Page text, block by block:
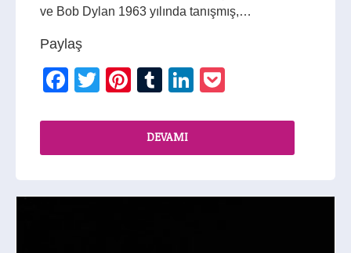
ve Bob Dylan 1963 yılında tanışmış,…
Paylaş
Facebook
TwitterPinterest
TumblrLinkedIn
DEVAMI